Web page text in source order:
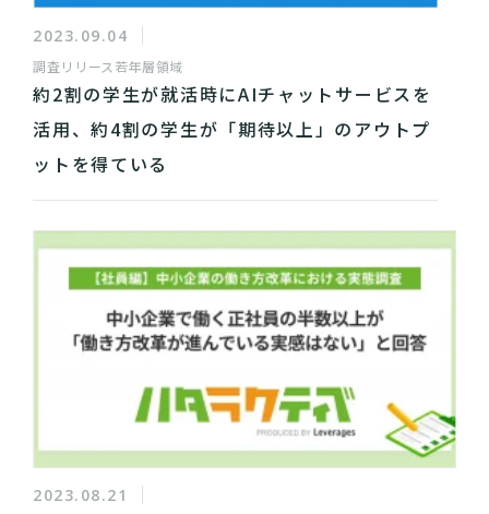
2023.09.04
調査リリース 若年層領域
約2割の学生が就活時にAIチャットサービスを
活用、約4割の学生が「期待以上」のアウトプ
ットを得ている
2023.08.21